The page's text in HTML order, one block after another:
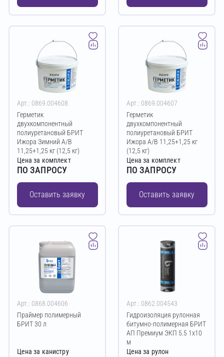
Арт.: 0869.004608
Герметик
двухкомпонентный
полиуретановый БРИТ
Ижора Зимний A/B
11,25+1,25 кг (12,5 кг)
Цена за комплект
ПО ЗАПРОСУ
Оставить заявку
Арт.: 0869.004607
Герметик
двухкомпонентный
полиуретановый БРИТ
Ижора A/B 11,25+1,25 кг
(12,5 кг)
Цена за комплект
ПО ЗАПРОСУ
Оставить заявку
Арт.: 0868.004606
Праймер полимерный
БРИТ 30 л
Цена за канистру
Арт.: 0862.004543
Гидроизоляция рулонная
битумно-полимерная БРИТ
АП Премиум ЭКП 5.5 1х10
м
Цена за рулон